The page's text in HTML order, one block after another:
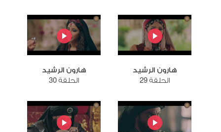
هارون الرشيد
الحلقة 29
هارون الرشيد
الحلقة 30